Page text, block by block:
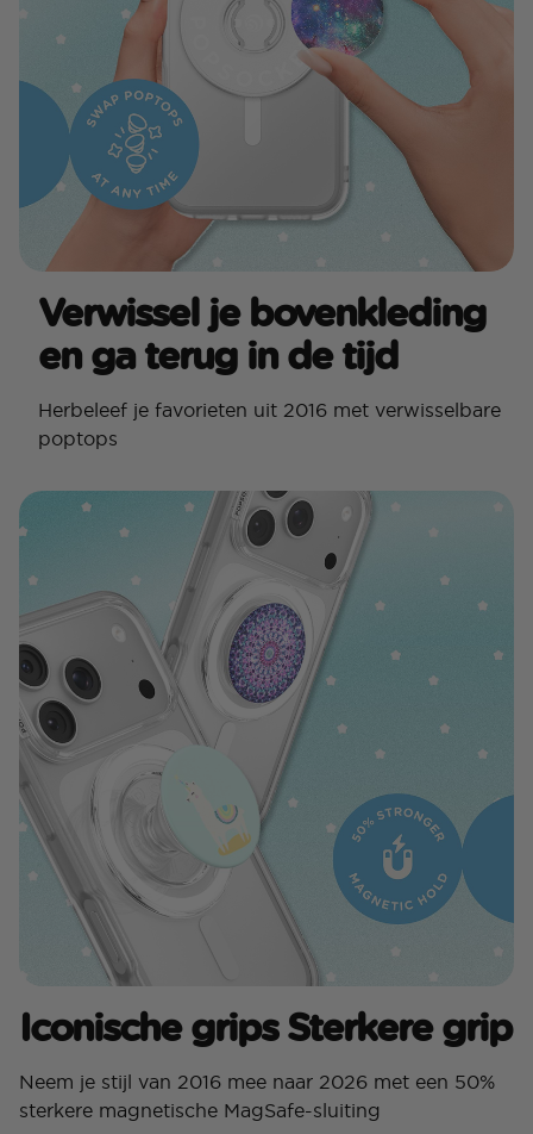
Verwissel je bovenkleding
en ga terug in de tijd
Herbeleef je favorieten uit 2016 met verwisselbare
poptops
Iconische grips Sterkere grip
Neem je stijl van 2016 mee naar 2026 met een 50%
sterkere magnetische MagSafe-sluiting